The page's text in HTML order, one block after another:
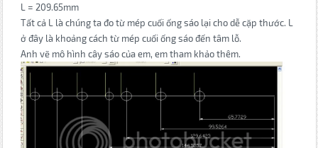
L = 209.65mm
Tất cả L là chúng ta đo từ mép cuối ống sáo lại cho dễ cặp thước. L
ở đây là khoảng cách từ mép cuối ống sáo đến tâm lỗ.
Anh vẽ mô hình cây sáo của em, em tham khảo thêm.